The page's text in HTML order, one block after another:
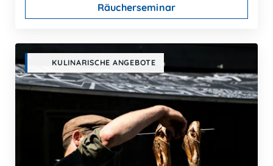
Räucherseminar
KULINARISCHE ANGEBOTE